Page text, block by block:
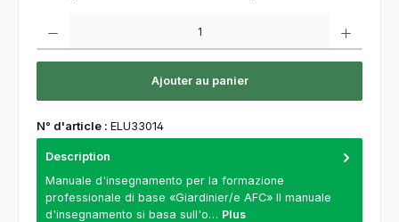
Ajouter au panier
N° d'article : ELU33014
Description
Manuale d'insegnamento per la formazione
professionale di base «Giardinier/e AFC» Il manuale
d'insegnamento si basa sull'o… Plus